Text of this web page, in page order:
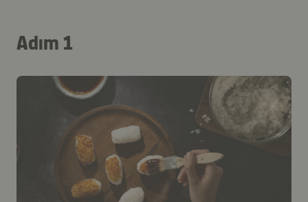
Adım 1